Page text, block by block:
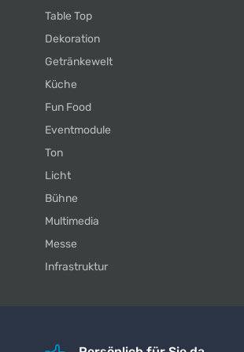
Table Top
Dekoration
Getränkewelt
Küche
Fun Food
Eventmodule
Ton
Licht
Bühne
Multimedia
Messe
Infrastruktur